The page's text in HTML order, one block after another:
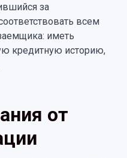
за
всем
иметь
кредитную историю,
от